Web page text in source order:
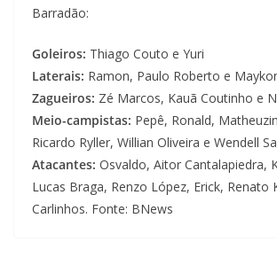
Barradão:
Goleiros: Thiago Couto e Yuri
Laterais: Ramon, Paulo Roberto e
Zagueiros: Zé Marcos, Kauã Coutinho e
Meio-campistas: Pepê, Ronald,
Ricardo Ryller, Willian Oliveira e Wendell
Atacantes: Osvaldo, Aitor Cantalapiedra,
Lucas Braga, Renzo López, Erick, Renato
Carlinhos. Fonte: BNews